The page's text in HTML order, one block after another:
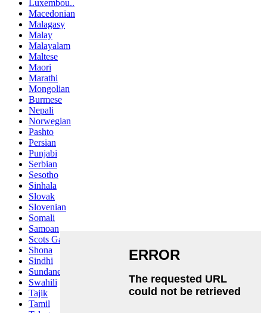
Luxembou..
Macedonian
Malagasy
Malay
Malayalam
Maltese
Maori
Marathi
Mongolian
Burmese
Nepali
Norwegian
Pashto
Persian
Punjabi
Serbian
Sesotho
Sinhala
Slovak
Slovenian
Somali
Samoan
Scots Gaelic
Shona
Sindhi
Sundanese
Swahili
Tajik
Tamil